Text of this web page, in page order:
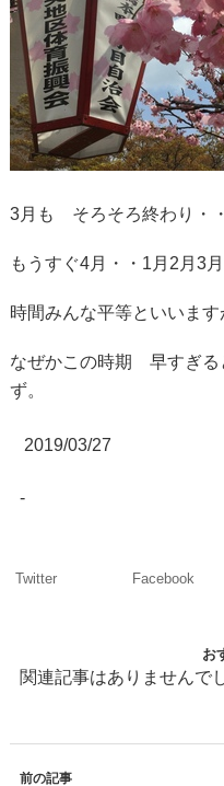
3月も そろそろ終わり・・
もうすぐ4月・・1月2月3
時間みんな平等といいます
なぜかこの時期 早すぎる
ず。
2019/03/27
-
Twitter Facebook
お
関連記事はありませんで
前の記事